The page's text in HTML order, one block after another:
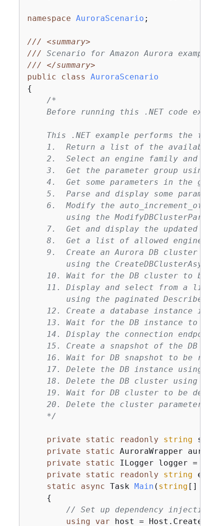
namespace AuroraScenario ;
///
<summary>
/// Scenario for Amazon Aurora
///
</summary>
public
class
AuroraScenario
{
/*
Before running this .NET code
This .NET example performs the
1.  Return a list of the
2.  Select an engine family and
3.  Get the parameter group using
4.  Get some parameters in the
5.  Parse and display some
6.  Modify the
using the
7.  Get and display the updated
8.  Get a list of allowed engine
9.  Create an Aurora DB cluster
using the CreateDBClusterAsync
10. Wait for the DB cluster to be
11. Display and select from a
using the paginated
12. Create a database instance in
13. Wait for the DB instance to
14. Display the connection
15. Create a snapshot of the DB
16. Wait for DB snapshot to be
17. Delete the DB instance using
18. Delete the DB cluster using
19. Wait for DB cluster to be
20. Delete the cluster parameter
    */
private static readonly string
private
static AuroraWrapper
private
static ILogger logger =
private
static readonly string
static
async Task Main ( string []
{
// Set up dependency injection
using
var host =